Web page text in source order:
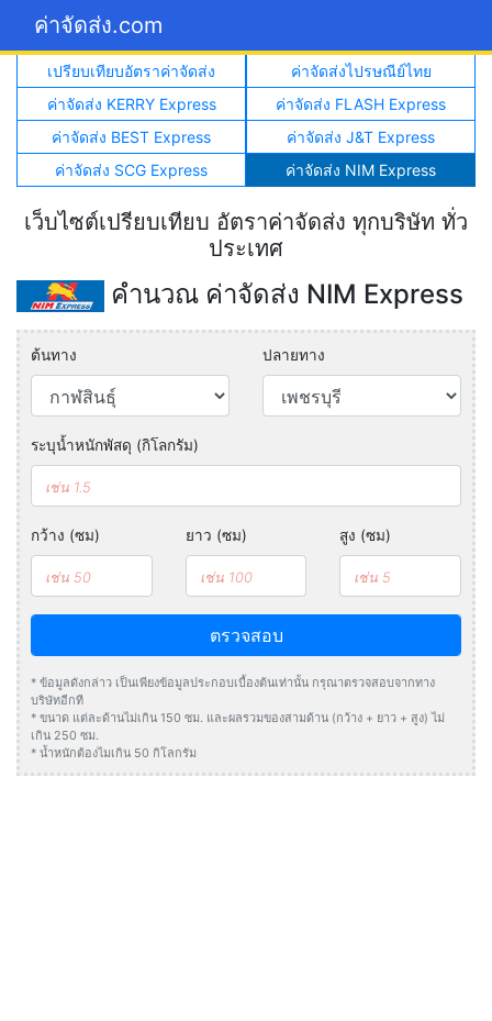
ค่าจัดส่ง.com
เปรียบเทียบอัตราค่าจัดส่ง
ค่าจัดส่งไปรษณีย์ไทย
ค่าจัดส่ง KERRY Express
ค่าจัดส่ง FLASH Express
ค่าจัดส่ง BEST Express
ค่าจัดส่ง J&T Express
ค่าจัดส่ง SCG Express
ค่าจัดส่ง NIM Express
เว็บไซต์เปรียบเทียบ อัตราค่าจัดส่ง ทุกบริษัท ทั่ว
ประเทศ
คำนวณ ค่าจัดส่ง NIM Express
ต้นทาง ปลายทาง
ระบุน้ำหนักพัสดุ (กิโลกรัม)
กว้าง (ซม) ยาว (ซม) สูง (ซม)
ตรวจสอบ
* ข้อมูลดังกล่าว เป็นเพียงข้อมูลประกอบเบื้องต้นเท่านั้น กรุณาตรวจสอบจากทาง
บริษัทอีกที
* ขนาด แต่ละด้านไม่เกิน 150 ซม. และผลรวมของสามด้าน (กว้าง + ยาว + สูง) ไม่
เกิน 250 ซม.
* น้ำหนักต้องไมเกิน 50 กิโลกรัม